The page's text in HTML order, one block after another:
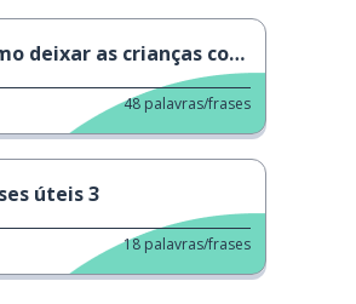
deixar as crianças confiantes
48 palavras/frases
úteis 3
18 palavras/frases